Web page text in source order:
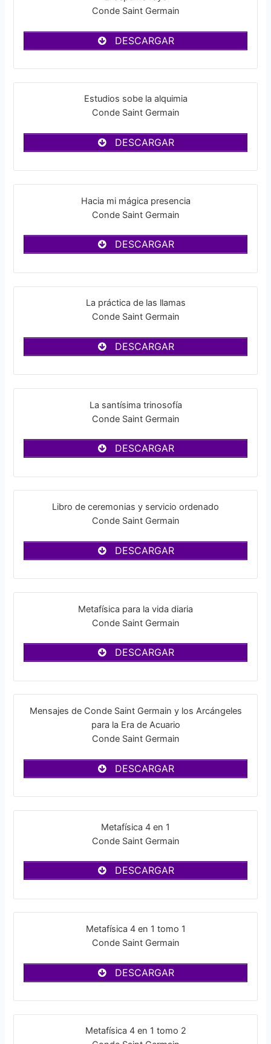
Conde Saint Germain
DESCARGAR
Estudios sobe la alquimia
Conde Saint Germain
DESCARGAR
Hacia mi mágica presencia
Conde Saint Germain
DESCARGAR
La práctica de las llamas
Conde Saint Germain
DESCARGAR
La santísima trinosofía
Conde Saint Germain
DESCARGAR
Libro de ceremonias y servicio ordenado
Conde Saint Germain
DESCARGAR
Metafísica para la vida diaria
Conde Saint Germain
DESCARGAR
Mensajes de Conde Saint Germain y los Arcángeles
para la Era de Acuario
Conde Saint Germain
DESCARGAR
Metafísica 4 en 1
Conde Saint Germain
DESCARGAR
Metafísica 4 en 1 tomo 1
Conde Saint Germain
DESCARGAR
Metafísica 4 en 1 tomo 2